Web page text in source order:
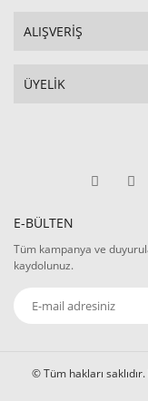
ALIŞVERİŞ
ÜYELİK
E-BÜLTEN
Tüm kampanya ve
kaydolunuz.
© Tüm hakları